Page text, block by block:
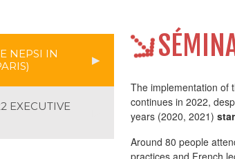
NEPSI IN
EXECUTIVE
The implementation of
continues in 2022,
years (2020, 2021)
Around 80 people
practices and French